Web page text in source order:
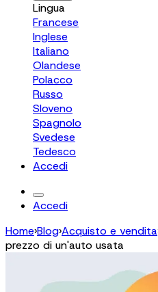
Lingua
Francese
Inglese
Italiano
Olandese
Polacco
Russo
Sloveno
Spagnolo
Svedese
Tedesco
Accedi
Accedi
Home›Blog›Acquisto e vendita
prezzo di un'auto usata